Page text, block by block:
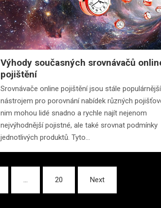
Výhody současných srovnávačů
pojištění
Srovnávače online pojištění jsou stále
nástrojem pro porovnání nabídek různých
nim mohou lidé snadno a rychle najít nejenom
nejvýhodnější pojistné, ale také srovnat podmínky
jednotlivých produktů. Tyto…
… 20 Next